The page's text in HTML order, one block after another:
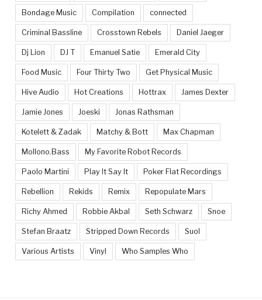
Bondage Music Compilation connected
Criminal Bassline Crosstown Rebels Daniel Jaeger
Dj Lion DJ T Emanuel Satie Emerald City
Food Music Four Thirty Two Get Physical Music
Hive Audio Hot Creations Hottrax James Dexter
Jamie Jones Joeski Jonas Rathsman
Kotelett & Zadak Matchy & Bott Max Chapman
Mollono.Bass My Favorite Robot Records
Paolo Martini Play It Say It Poker Flat Recordings
Rebellion Rekids Remix Repopulate Mars
Richy Ahmed Robbie Akbal Seth Schwarz Snoe
Stefan Braatz Stripped Down Records Suol
Various Artists Vinyl Who Samples Who